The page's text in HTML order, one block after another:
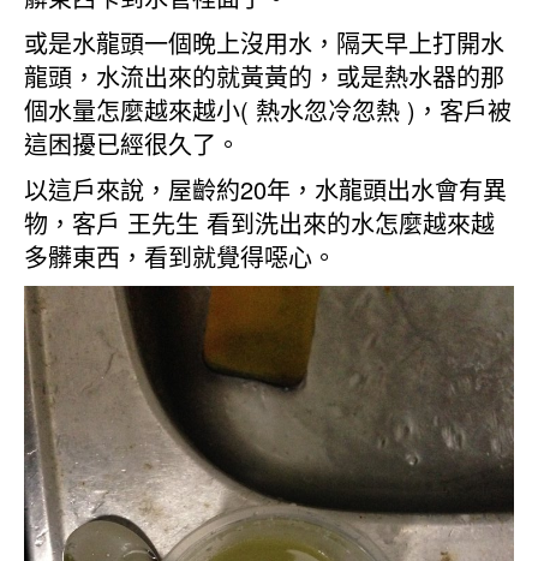
或是水龍頭一個晚上沒用水，隔天早上打開水
龍頭，水流出來的就黃黃的，或是熱水器的那
個水量怎麼越來越小( 熱水忽冷忽熱 )，客戶被
這困擾已經很久了。
以這戶來說，屋齡約20年，水龍頭出水會有異
物，客戶 王先生 看到洗出來的水怎麼越來越
多髒東西，看到就覺得噁心。